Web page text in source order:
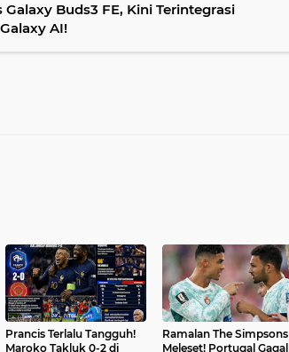
Buds3 FE, Kini Terintegrasi
AI!
Prancis Terlalu Tangguh!
Maroko Takluk 0-2 di
Ramalan The Simpsons
Meleset! Portugal Gagal